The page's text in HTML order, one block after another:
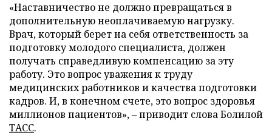
«Наставничество не должно превращаться в
дополнительную неоплачиваемую нагрузку.
Врач, который берет на себя ответственность за
подготовку молодого специалиста, должен
получать справедливую компенсацию за эту
работу. Это вопрос уважения к труду
медицинских работников и качества подготовки
кадров. И, в конечном счете, это вопрос здоровья
миллионов пациентов», – приводит слова Болилой
ТАСС.